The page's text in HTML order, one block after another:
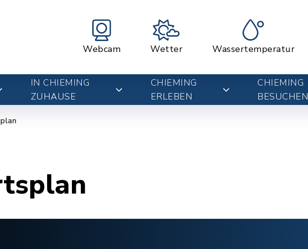
Webcam Wetter Wassertemperatur
IN CHIEMING
ZUHAUSE
CHIEMING
ERLEBEN
CHIEMING
BESUCHEN